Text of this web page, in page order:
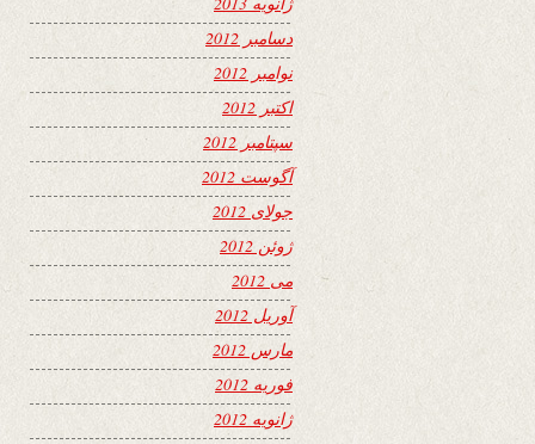
دسامبر 2012
نوامبر 2012
اکتبر 2012
سپتامبر 2012
آگوست 2012
جولای 2012
ژوئن 2012
می 2012
آوریل 2012
مارس 2012
فوریه 2012
ژانویه 2012